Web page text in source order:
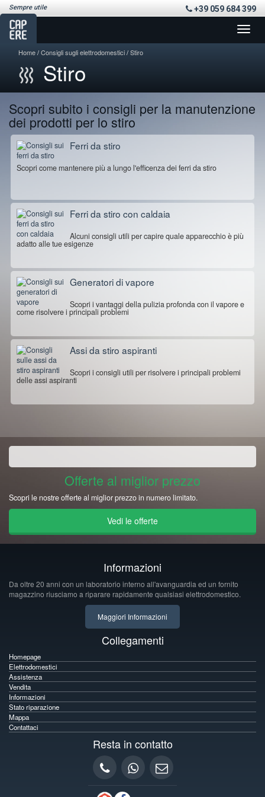
Sempre utile +39 059 684 399
Toggle
Home Consigli sugli elettrodomestici Stiro
Stiro
Scopri subito i consigli per la manutenzione
dei prodotti per lo stiro
Ferri da stiro
Scopri come mantenere più a lungo l'efficenza dei ferri da stiro
Ferri da stiro con caldaia
Alcuni consigli utili per capire quale apparecchio è più
adatto alle tue esigenze
Generatori di vapore
Scopri i vantaggi della pulizia profonda con il vapore e
come risolvere i principali problemi
Assi da stiro aspiranti
Scopri i consigli utili per risolvere i principali problemi
delle assi aspiranti
Offerte al miglior prezzo
Scopri le nostre offerte al miglior prezzo in numero limitato.
Vedi le offerte
Informazioni
Da oltre 20 anni con un laboratorio interno all'avanguardia ed un fornito
magazzino riusciamo a riparare rapidamente qualsiasi elettrodomestico.
Maggiori Informazioni
Collegamenti
Homepage
Elettrodomestici
Assistenza
Vendita
Informazioni
Stato riparazione
Mappa
Contattaci
Resta in contatto